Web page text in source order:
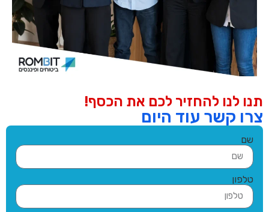
תנו לנו להחזיר לכם את הכסף!
צרו קשר עוד היום
שם
טלפון